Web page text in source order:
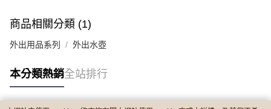
商品相關分類 (1)
外出用品系列 外出水壺
本分類熱銷全站排行